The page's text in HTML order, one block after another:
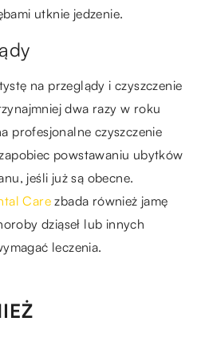
utknie jedzenie.
na przeglądy i czyszczenie
dwa razy w roku
profesjonalne czyszczenie
powstawaniu ubytków
jeśli już są obecne.
Care zbada również jamę
dziąseł lub innych
leczenia.